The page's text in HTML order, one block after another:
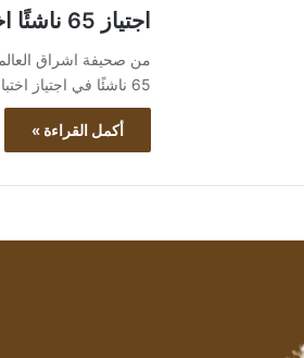
اجتياز 65 ناشئًا اختبارات الجودو بأندية سيتي كلوب بإشراف باسل الغرباوى
65 ناشئًا في اجتياز اختبارات…
أكمل القراءة »